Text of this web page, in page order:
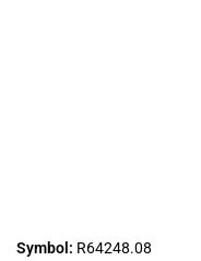
Symbol: R64248.08